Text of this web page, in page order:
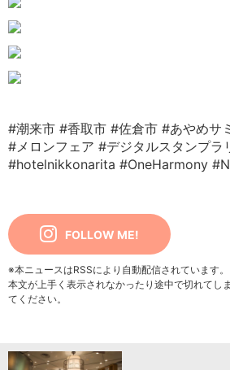
#潮来市 #香取市 #佐倉市 #あやめサ
#メロンフェア #デジタルスタンプラ
#hotelnikkonarita #OneHarmony
FOLLOW ME!
※本ニュースはRSSにより自動配信されています。
本文が上手く表示されなかったり途中で切れてし
てください。